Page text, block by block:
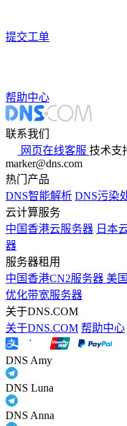
提交工单
帮助中心
联系我们
网页在线客服 技术支
marker@dns.com
热门产品
DNS智能解析 DNS污染
云计算服务
中国香港云服务器 日本
器
服务器租用
中国香港CN2服务器 美
优化带宽服务器
关于DNS.COM
关于DNS.COM 帮助中心
DNS Amy
DNS Luna
DNS Anna